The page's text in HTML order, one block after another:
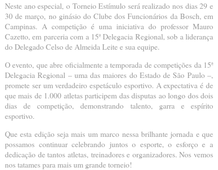
Neste ano especial, o Torneio Estímulo será realizado nos dias 29 e
30 de março, no ginásio do Clube dos Funcionários da Bosch, em
Campinas. A competição é uma iniciativa do professor Mauro
Cazetto, em parceria com a 15ª Delegacia Regional, sob a liderança
do Delegado Celso de Almeida Leite e sua equipe.
O evento, que abre oficialmente a temporada de competições da 15ª
Delegacia Regional – uma das maiores do Estado de São Paulo –,
promete ser um verdadeiro espetáculo esportivo. A expectativa é de
que mais de 1.000 atletas participem das disputas ao longo dos dois
dias de competição, demonstrando talento, garra e espírito
esportivo.
Que esta edição seja mais um marco nessa brilhante jornada e que
possamos continuar celebrando juntos o esporte, o esforço e a
dedicação de tantos atletas, treinadores e organizadores. Nos vemos
nos tatames para mais um grande torneio!